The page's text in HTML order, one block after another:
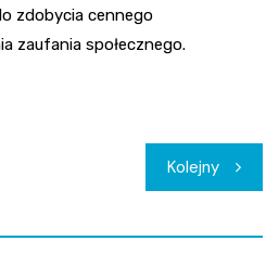
zdobycia cennego
zaufania społecznego.
Kolejny